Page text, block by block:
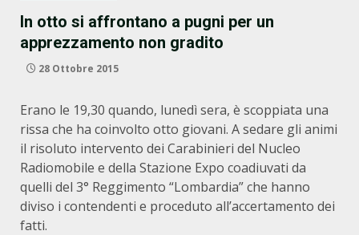
In otto si affrontano a pugni per un
apprezzamento non gradito
28 Ottobre 2015
Erano le 19,30 quando, lunedì sera, è scoppiata una
rissa che ha coinvolto otto giovani. A sedare gli animi
il risoluto intervento dei Carabinieri del Nucleo
Radiomobile e della Stazione Expo coadiuvati da
quelli del 3° Reggimento “Lombardia” che hanno
diviso i contendenti e proceduto all’accertamento dei
fatti.